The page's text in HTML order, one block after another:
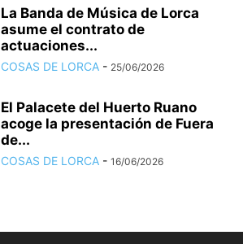
La Banda de Música de Lorca
asume el contrato de
actuaciones...
COSAS DE LORCA - 25/06/2026
El Palacete del Huerto Ruano
acoge la presentación de Fuera
de...
COSAS DE LORCA - 16/06/2026